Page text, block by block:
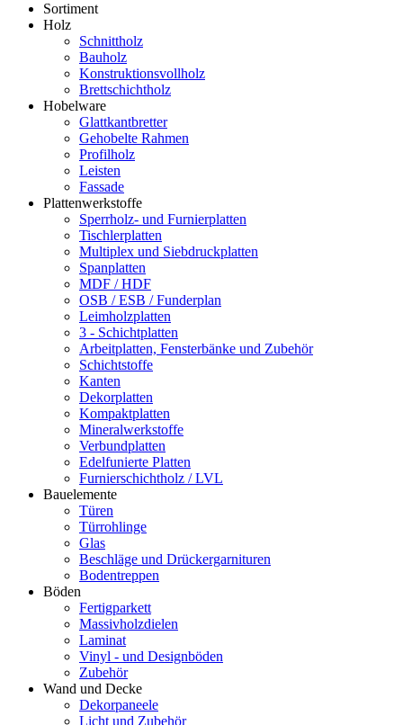
Sortiment
Holz
Schnittholz
Bauholz
Konstruktionsvollholz
Brettschichtholz
Hobelware
Glattkantbretter
Gehobelte Rahmen
Profilholz
Leisten
Fassade
Plattenwerkstoffe
Sperrholz- und Furnierplatten
Tischlerplatten
Multiplex und Siebdruckplatten
Spanplatten
MDF / HDF
OSB / ESB / Funderplan
Leimholzplatten
3 - Schichtplatten
Arbeitplatten, Fensterbänke und Zubehör
Schichtstoffe
Kanten
Dekorplatten
Kompaktplatten
Mineralwerkstoffe
Verbundplatten
Edelfunierte Platten
Furnierschichtholz / LVL
Bauelemente
Türen
Türrohlinge
Glas
Beschläge und Drückergarnituren
Bodentreppen
Böden
Fertigparkett
Massivholzdielen
Laminat
Vinyl - und Designböden
Zubehör
Wand und Decke
Dekorpaneele
Licht und Zubehör